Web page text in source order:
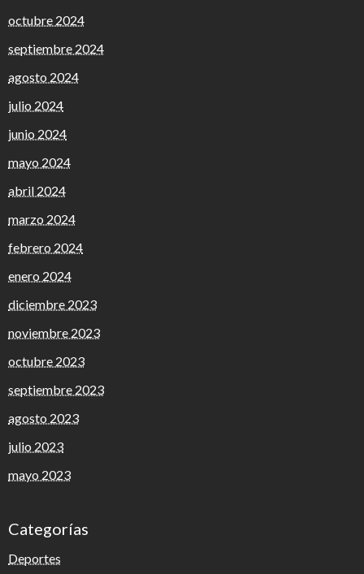
octubre 2024
septiembre 2024
agosto 2024
julio 2024
junio 2024
mayo 2024
abril 2024
marzo 2024
febrero 2024
enero 2024
diciembre 2023
noviembre 2023
octubre 2023
septiembre 2023
agosto 2023
julio 2023
mayo 2023
Categorías
Deportes